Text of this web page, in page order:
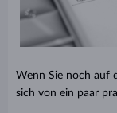
Wenn Sie noch auf
sich von ein paar